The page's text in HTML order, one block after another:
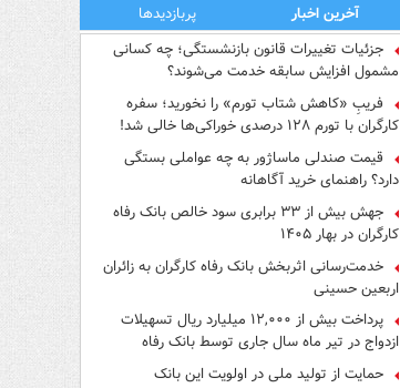
آخرین اخبار
پربازدیدها
جزئیات تغییرات قانون بازنشستگی؛ چه کسانی
مشمول افزایش سابقه خدمت می‌شوند؟
فریبِ «کاهش شتاب تورم» را نخورید؛ سفره
کارگران با تورم ۱۲۸ درصدی خوراکی‌ها خالی شد!
قیمت صندلی ماساژور به چه عواملی بستگی
دارد؟ راهنمای خرید آگاهانه
جهش بیش از ۳۳ برابری سود خالص بانک رفاه
کارگران در بهار ۱۴۰۵
خدمت‌رسانی اثربخش بانک رفاه کارگران به زائران
اربعین حسینی
پرداخت بیش از ۱۲,۰۰۰ میلیارد ریال تسهیلات
ازدواج در تیر ماه سال جاری توسط بانک رفاه
کارگران
حمایت از تولید ملی در اولویت این بانک